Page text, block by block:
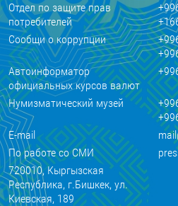
Отдел по защите прав
потребителей
Сообщи о коррупции
Автоинформатор
официальных курсов валют
Нумизматический музей
E-mail
По работе со СМИ
720010, Кыргызская
Республика, г.Бишкек, ул.
Киевская, 189